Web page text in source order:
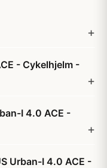
- Cykelhjelm -
I 4.0 ACE -
Urban-I 4.0 ACE -